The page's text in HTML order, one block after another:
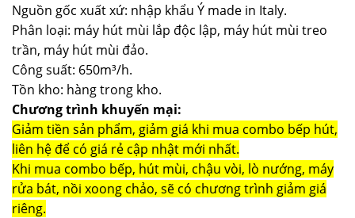
Nguồn gốc xuất xứ: nhập khẩu Ý made in Italy.
Phân loại: máy hút mùi lắp độc lập, máy hút mùi treo
trần, máy hút mùi đảo.
Công suất: 650m³/h.
Tồn kho: hàng trong kho.
Chương trình khuyến mại:
Giảm tiền sản phẩm, giảm giá khi mua combo bếp hút,
liên hệ để có giá rẻ cập nhật mới nhất.
Khi mua combo bếp, hút mùi, chậu vòi, lò nướng, máy
rửa bát, nồi xoong chảo, sẽ có chương trình giảm giá
riêng.